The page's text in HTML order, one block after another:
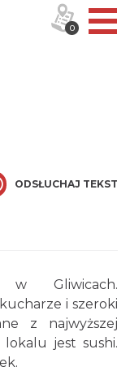
ODSŁUCHAJ TEKST
w Gliwicach.
i szeroki
z najwyższej
lokalu jest sushi.
0